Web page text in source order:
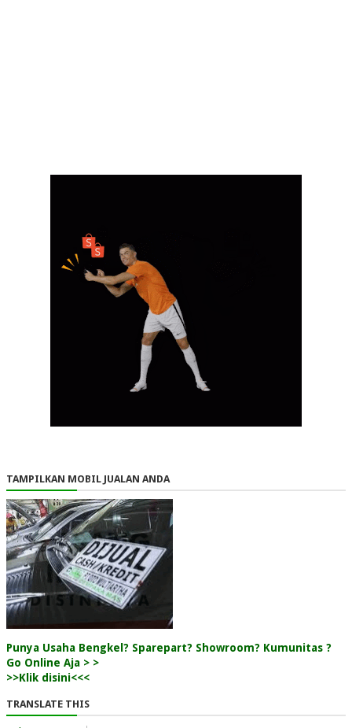
TAMPILKAN MOBIL JUALAN ANDA
Punya Usaha Bengkel? Sparepart? Showroom? Kumunitas ?
Go Online Aja > >
>>Klik disini<<<
TRANSLATE THIS